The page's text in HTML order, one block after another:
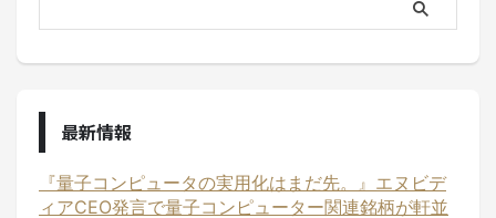
最新情報
『量子コンピュータの実用化はまだ先。』エヌビデ
ィアCEO発言で量子コンピューター関連銘柄が軒並